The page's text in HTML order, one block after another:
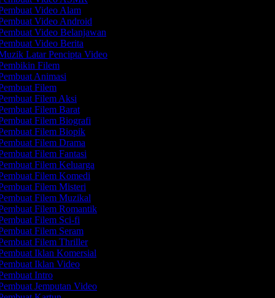
Video Alam
Video Android
Video Belanjawan
Video Berita
Latar Pencipta Video
Filem
Animasi
Filem
Filem Aksi
Filem Barat
Filem Biografi
Filem Biopik
Filem Drama
Filem Fantasi
Filem Keluarga
Filem Komedi
Filem Misteri
Filem Muzikal
Filem Romantik
Filem Sci-fi
Filem Seram
Filem Thriller
Iklan Komersial
Iklan Video
Intro
Jemputan Video